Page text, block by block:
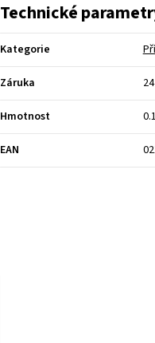
Technické
Kategorie
Záruka 24
Hmotnost
EAN